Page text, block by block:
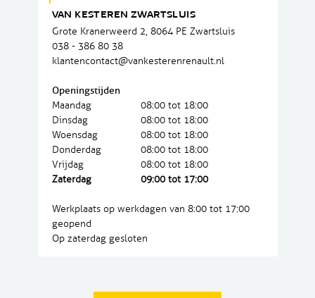
VAN KESTEREN ZWARTSLUIS
Grote Kranerweerd 2, 8064 PE Zwartsluis
038 - 386 80 38
klantencontact@vankesterenrenault.nl
Openingstijden
Maandag
08:00 tot 18:00
Dinsdag
08:00 tot 18:00
Woensdag
08:00 tot 18:00
Donderdag
08:00 tot 18:00
Vrijdag
08:00 tot 18:00
Zaterdag
09:00 tot 17:00
Werkplaats op werkdagen van 8:00 tot 17:00
geopend
Op zaterdag gesloten